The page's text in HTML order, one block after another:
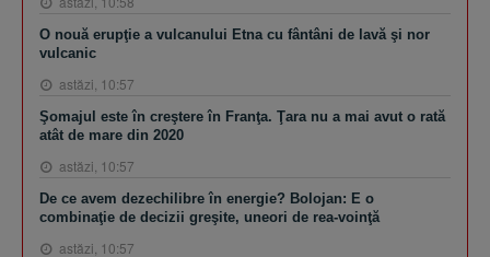
O nouă erupţie a vulcanului Etna cu fântâni de lavă şi nor
vulcanic
astăzi, 10:57
Şomajul este în creştere în Franţa. Ţara nu a mai avut o rată
atât de mare din 2020
astăzi, 10:57
De ce avem dezechilibre în energie? Bolojan: E o
combinaţie de decizii greşite, uneori de rea-voinţă
astăzi, 10:57